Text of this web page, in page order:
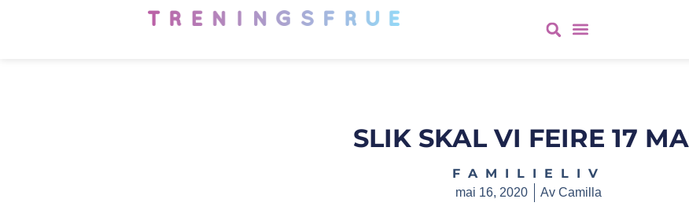
SLIK SKAL VI FEIRE 17
FAMILIELIV
mai 16, 2020 Av Camilla